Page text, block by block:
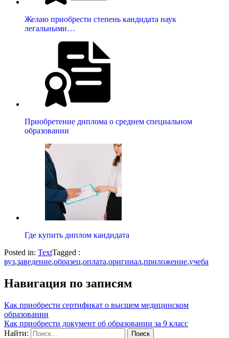
Желаю приобрести степень кандидата наук
легальными…
Приобретение диплома о среднем специальном
образовании
Где купить диплом кандидата
Posted in: TextTagged :
вуз,заведение,образец,оплата,оригинал,приложение,учеба
Навигация по записям
Как приобрести сертификат о высшем медицинском
образовании
Как приобрести документ об образовании за 9 класс
Найти: